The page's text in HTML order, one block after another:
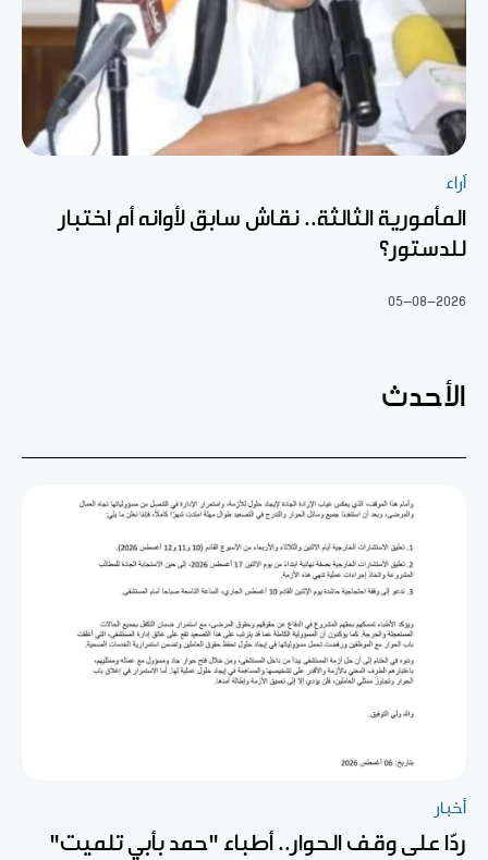
آراء
المأمورية الثالثة.. نقاش سابق لأوانه أم اختبار
للدستور؟
05-08-2026
الأحدث
أخبار
ردّا على وقف الحوار.. أطباء "حمد بأبي تلميت"